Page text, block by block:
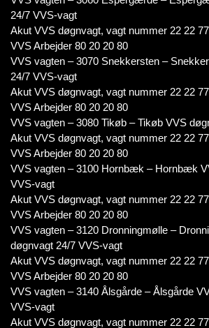
24/7 VVS-vagt
Akut VVS døgnvagt, vagt nummer 22 22
VVS Arbejder 80 20 20 80
VVS vagten – 3070 Snekkersten –
24/7 VVS-vagt
Akut VVS døgnvagt, vagt nummer 22 22
VVS Arbejder 80 20 20 80
VVS vagten – 3080 Tikøb – Tikøb VVS
Akut VVS døgnvagt, vagt nummer 22 22
VVS Arbejder 80 20 20 80
VVS vagten – 3100 Hornbæk – Hornbæk
VVS-vagt
Akut VVS døgnvagt, vagt nummer 22 22
VVS Arbejder 80 20 20 80
VVS vagten – 3120 Dronningmølle –
døgnvagt 24/7 VVS-vagt
Akut VVS døgnvagt, vagt nummer 22 22
VVS Arbejder 80 20 20 80
VVS vagten – 3140 Ålsgårde – Ålsgårde
VVS-vagt
Akut VVS døgnvagt, vagt nummer 22 22